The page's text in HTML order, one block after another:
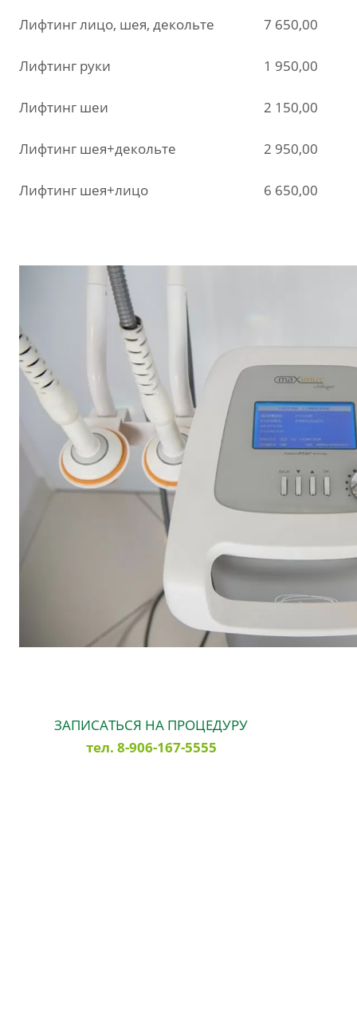
Лифтинг лицо, шея, декольте 7 650,00
Лифтинг руки 1 950,00
Лифтинг шеи 2 150,00
Лифтинг шея+декольте 2 950,00
Лифтинг шея+лицо 6 650,00
ЗАПИСАТЬСЯ НА ПРОЦЕДУРУ
тел. 8-906-167-5555